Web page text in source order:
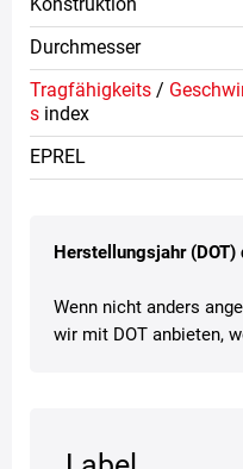
Herstellungsjahr (DOT)
Wenn nicht anders
wir mit DOT anbieten,
Konstruktion
Durchmesser
Tragfähigkeits /
s index
EPREL